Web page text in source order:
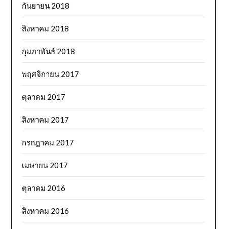
กันยายน 2018
สิงหาคม 2018
กุมภาพันธ์ 2018
พฤศจิกายน 2017
ตุลาคม 2017
สิงหาคม 2017
กรกฎาคม 2017
เมษายน 2017
ตุลาคม 2016
สิงหาคม 2016